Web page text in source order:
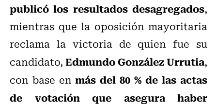
publicó los resultados desagregados,
mientras que la oposición mayoritaria
reclama la victoria de quien fue su
candidato,Edmundo González Urrutia,
con base enmás del 80 % de las actas
de votación que asegura haber